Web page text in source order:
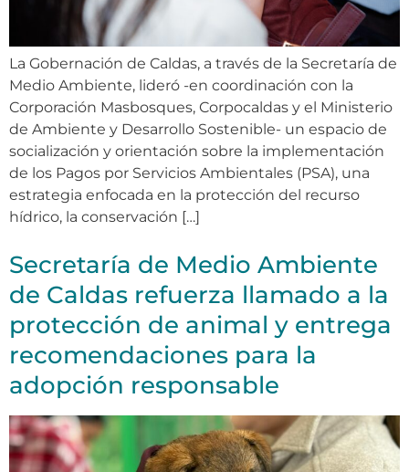
La Gobernación de Caldas, a través de la Secretaría de
Medio Ambiente, lideró -en coordinación con la
Corporación Masbosques, Corpocaldas y el Ministerio
de Ambiente y Desarrollo Sostenible- un espacio de
socialización y orientación sobre la implementación
de los Pagos por Servicios Ambientales (PSA), una
estrategia enfocada en la protección del recurso
hídrico, la conservación […]
Secretaría de Medio Ambiente
de Caldas refuerza llamado a la
protección de animal y entrega
recomendaciones para la
adopción responsable